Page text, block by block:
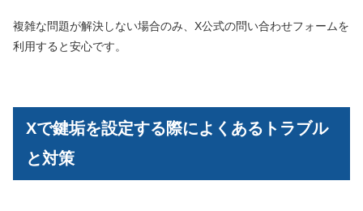
複雑な問題が解決しない場合のみ、X公式の問い合わせフォームを
利用すると安心です。
Xで鍵垢を設定する際によくあるトラブル
と対策